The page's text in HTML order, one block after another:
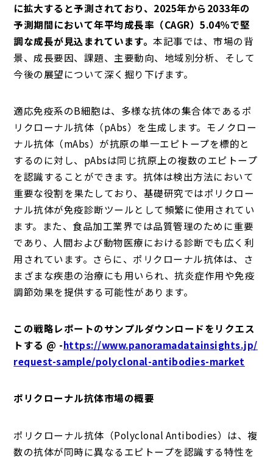
に拡大すると予測されており、2025年から2033年の
予測期間において年平均成長率（CAGR）5.04％で堅
調な成長が見込まれています。本記事では、市場の背
景、成長要因、課題、主要動向、地域別分析、そして
今後の展望について深く掘り下げます。
適応免疫系のB細胞は、多様な抗体の集合体であるポ
リクローナル抗体（pAbs）を生成します。モノクロー
ナル抗体（mAbs）が抗原の単一エピトープを標的と
するのに対し、pAbsは同じ抗原上の複数のエピトープ
を認識することができます。抗体は検出方法において
重要な役割を果たしており、基礎研究ではポリクロー
ナル抗体が免疫診断ツールとして頻繁に使用されてい
ます。また、食品加工業界では品質管理のために重要
であり、人間および動物医療における診断でも広く利
用されています。さらに、ポリクローナル抗体は、さ
まざまな疾患の治療にも用いられ、抗炎症作用や免疫
調節効果を提供する可能性があります。
この戦略レポートのサンプルダウンロードをリクエス
トする @ -https://www.panoramadatainsights.jp/
request-sample/polyclonal-antibodies-market
ポリクローナル抗体市場の概要
ポリクローナル抗体（Polyclonal Antibodies）は、複
数の抗体が同時に異なるエピトープを認識する特性を